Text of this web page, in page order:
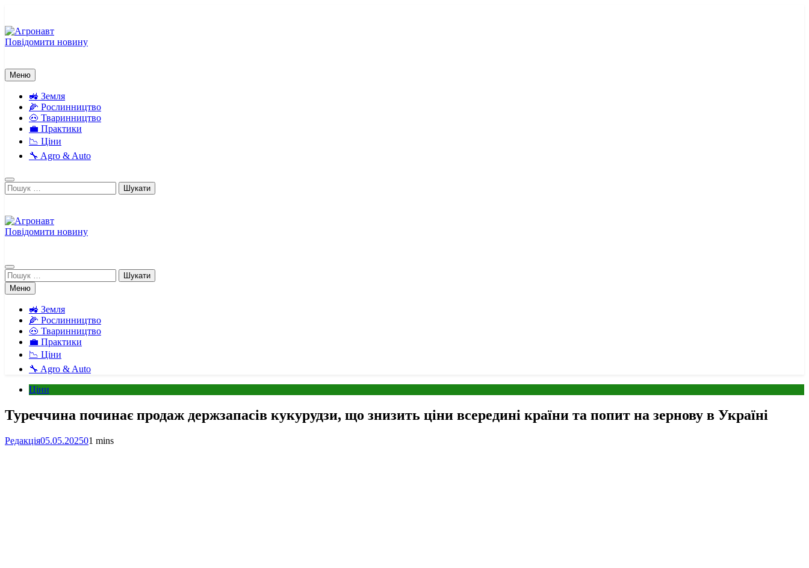
вмісту
Повідомити новину
Меню
🚜 Земля
🌽 Рослинництво
🐽 Тваринництво
💼 Практики
📉 Ціни
🔧 Agro & Auto
Пошук:
Повідомити новину
Пошук:
Меню
🚜 Земля
🌽 Рослинництво
🐽 Тваринництво
💼 Практики
📉 Ціни
🔧 Agro & Auto
Ціни
Туреччина починає продаж держзапасів кукурудзи, що знизить ціни всередині країни та попит на зернову в Україні
Редакція05.05.202501 mins